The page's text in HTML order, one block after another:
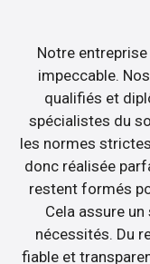
Notre
impeccable.
qualifiés et
spécialistes du
les normes
donc réalisée
restent formés
Cela assure
nécessités. Du
fiable et